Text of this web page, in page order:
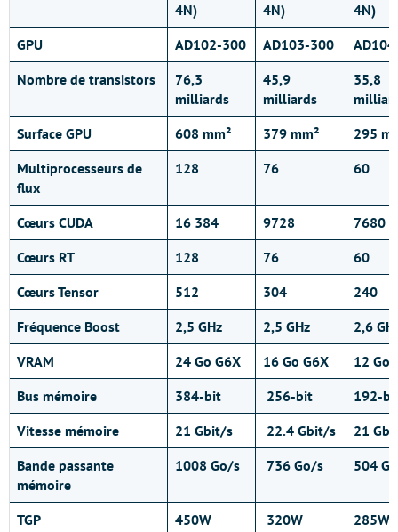
4N)
4N)
4N)
GPU
AD102-300 AD103-300
Nombre de transistors
76,3
milliards
45,9
milliards
35,8
Surface GPU
608 mm² 379 mm²
295
Multiprocesseurs de
flux
128 76 60
Cœurs CUDA 16 384 9728
7680
Cœurs RT 128 76
60
CœursTensor 512 304
240
Fréquence Boost
2,5 GHz 2,5 GHz
2,6
VRAM
24 Go G6X 16 Go G6X
12 Go
Bus mémoire
384-bit 256-bit
192-
Vitesse mémoire
21 Gbit/s 22.4 Gbit/s 21 Gb
Bande passante
mémoire
1008 Go/s 736 Go/s 504
TGP 450W 320W 285W